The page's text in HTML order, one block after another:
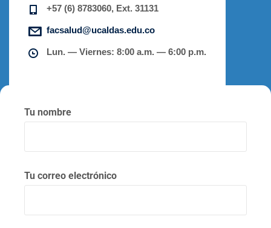
+57 (6) 8783060, Ext. 31131
facsalud@ucaldas.edu.co
Lun. — Viernes: 8:00 a.m. — 6:00 p.m.
Tu nombre
Tu correo electrónico